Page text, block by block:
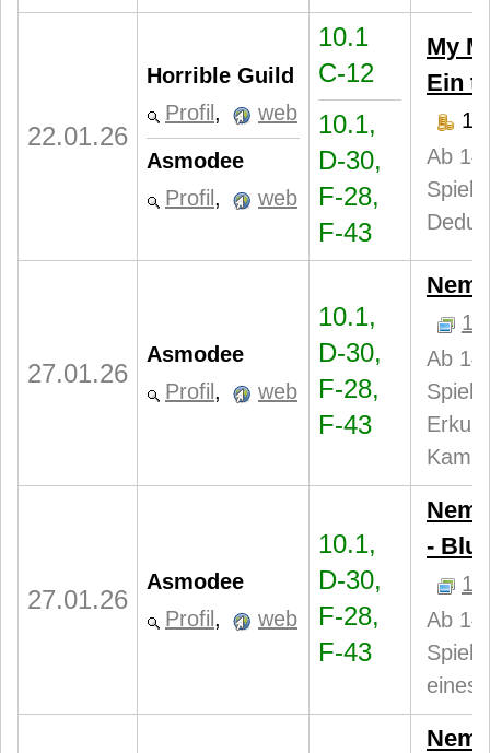
22.01.26
Horrible Guild
Profil ,
web
Asmodee
Profil , web
10.1
C-12
10.1,
D-30,
F-28,
F-43
My
Ein
Ab 14
27.01.26
Asmodee
Profil , web
10.1,
D-30,
F-28,
F-43
1
Ab 14
27.01.26
Asmodee
Profil , web
10.1,
D-30,
F-28,
F-43
-
1
Ab 14
eines